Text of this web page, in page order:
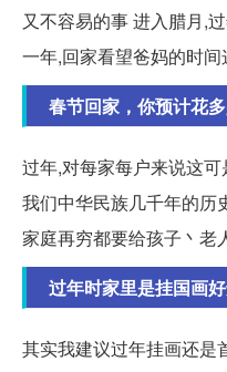
又不容易的事 进入腊月,
一年,回家看望爸妈的时间
春节回家，你预计花
过年,对每家每户来说这
我们中华民族几千年的历
家庭再穷都要给孩子丶老
过年时家里是挂国画
其实我建议过年挂画还是